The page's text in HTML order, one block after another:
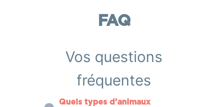
FAQ
Vos questions
fréquentes
Quels types d’animaux